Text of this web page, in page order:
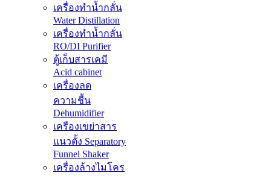
เครื่องทำน้ำกลั่น
Water Distillation
เครื่องทำน้ำกลั่น
RO/DI Purifier
ตู้เก็บสารเคมี
Acid cabinet
เครื่องลด
ความชื้น
Dehumidifier
เครืองเขย่าสาร
แนวตั้ง Separatory
Funnel Shaker
เครื่องล้างไมโคร